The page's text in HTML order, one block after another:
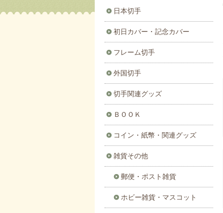
日本切手
初日カバー・記念カバー
フレーム切手
外国切手
切手関連グッズ
ＢＯＯＫ
コイン・紙幣・関連グッズ
雑貨その他
郵便・ポスト雑貨
ホビー雑貨・マスコット